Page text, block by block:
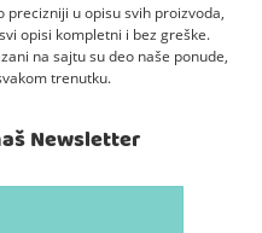
precizniji u opisu svih proizvoda,
opisi kompletni i bez greške.
na sajtu su deo naše ponude,
trenutku.
Newsletter